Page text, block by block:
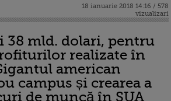
18 ianuarie 2018 14:16 / 578
vizualizari
38 mld. dolari, pentru
realizate în
american
campus și crearea a
de muncă în SUA